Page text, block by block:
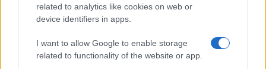
related to analytics like cookies on web or
device identifiers in apps.
I want to allow Google to enable storage
related to functionality of the website or app.